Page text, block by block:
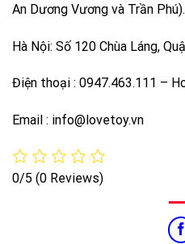
An Dương Vương và Trần Phú).
Hà Nội: Số 120 Chùa Láng,
Điện thoại : 0947.463.111 –
Email : info@lovetoy.vn
0/5 (0 Reviews)